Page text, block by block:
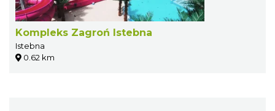
Kompleks Zagroń Istebna
Istebna
0.62 km